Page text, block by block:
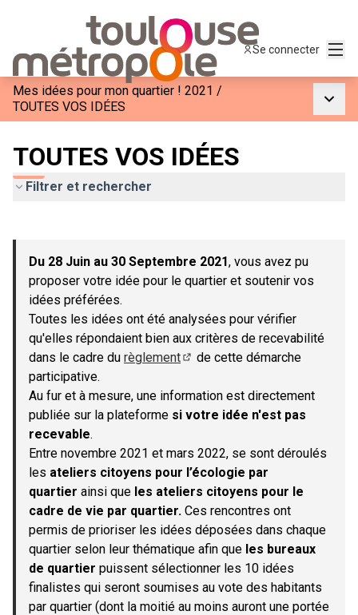
Se connecter
Mes idées pour mon quartier ! 2021 /
TOUTES VOS IDÉES
TOUTES VOS IDÉES
Filtrer et rechercher
−
Du 28 Juin au 30 Septembre 2021, vous avez pu
proposer votre idée pour le quartier et soutenir vos
idées préférées.
Toutes les idées ont été analysées pour vérifier
qu'elles répondaient bien aux critères de recevabilité
dans le cadre du règlement
de cette démarche
participative.
Au fur et à mesure, une information est directement
publiée sur la plateforme si votre idée n'est pas
recevable.
Entre novembre 2021 et mars 2022, se sont déroulés
les ateliers citoyens pour l’écologie par
quartier ainsi que les ateliers citoyens pour le
cadre de vie par quartier. Ces rencontres ont
permis de prioriser les idées déposées dans chaque
quartier selon leur thématique afin que les bureaux
de quartier puissent sélectionner les 10 idées
finalistes qui seront soumises au vote des habitants
par quartier (dont la moitié au moins auront une portée